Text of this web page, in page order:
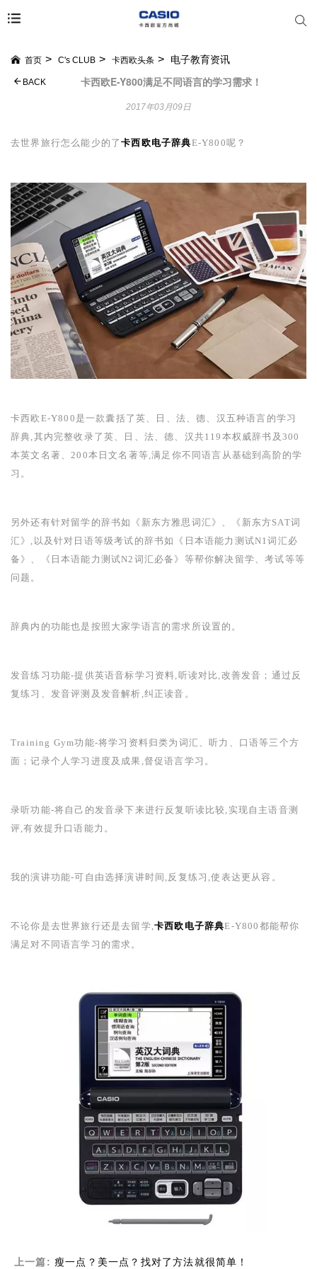
首页 C's CLUB 卡西欧头条 电子教育资讯
卡西欧E-Y800满足不同语言的学习需求！
BACK
2017年03月09日
去世界旅行怎么能少的了卡西欧电子辞典E-Y800呢？
卡西欧 E-Y800 是一款囊括了英、日、法、德、汉五种语言的学习
辞典,其内完整收录了英、日、法、德、汉共119 本权威辞书及 300
本英文名著、200本日文名著等,满足你不同语言从基础到高阶的学
习。
另外还有针对留学的辞书如《新东方雅思词汇》、《新东方SAT词
汇》,以及针对日语等级考试的辞书如《日本语能力测试N1词汇必
备》、《日本语能力测试N2 词汇必备》等帮你解决留学、考试等等
问题。
辞典内的功能也是按照大家学语言的需求所设置的。
发音练习功能-提供英语音标学习资料,听读对比,改善发音；通过反
复练习、发音评测及发音解析,纠正读音。
Training Gym功能-将学习资料归类为词汇、听力、口语等三个方
面；记录个人学习进度及成果,督促语言学习。
录听功能-将自己的发音录下来进行反复听读比较,实现自主语音测
评,有效提升口语能力。
我的演讲功能-可自由选择演讲时间,反复练习,使表达更从容。
不论你是去世界旅行还是去留学,卡西欧电子辞典E-Y800 都能帮你
满足对不同语言学习的需求。
上一篇: 瘦一点？美一点？找对了方法就很简单！